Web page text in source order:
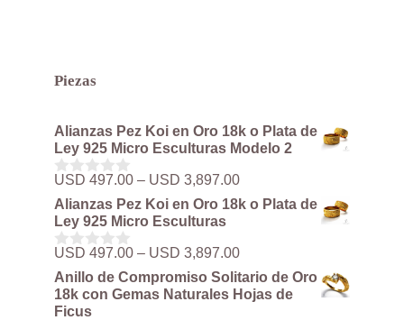
Piezas
Alianzas Pez Koi en Oro 18k o Plata de
Ley 925 Micro Esculturas Modelo 2
0
d
e
5
USD 497.00 – USD 3,897.00Rango
de
precios:
USD 497.00
USD 3,897.00
Alianzas Pez Koi en Oro 18k o Plata de
Ley 925 Micro Esculturas
0
d
e
5
USD 497.00 – USD 3,897.00Rango
de
precios:
desde
Anillo de Compromiso Solitario de Oro
18k con Gemas Naturales Hojas de
Ficus